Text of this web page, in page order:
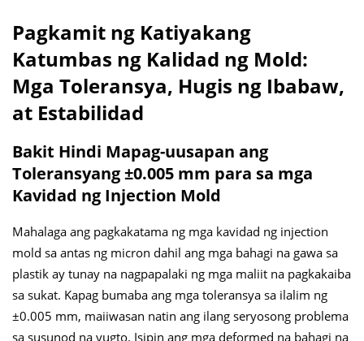
Pag-aaplay
I-download
Mga Balita
Makipag-ugnayan sa Amin
Pagkamit ng Katiyakang
Katumbas ng Kalidad ng Mold:
Mga Toleransya, Hugis ng Ibabaw,
at Estabilidad
Bakit Hindi Mapag-uusapan ang
Toleransyang ±0.005 mm para sa mga
Kavidad ng Injection Mold
Mahalaga ang pagkakatama ng mga kavidad ng injection
mold sa antas ng micron dahil ang mga bahagi na gawa sa
plastik ay tunay na nagpapalaki ng mga maliit na pagkakaiba
sa sukat. Kapag bumaba ang mga toleransya sa ilalim ng
±0.005 mm, maiiwasan natin ang ilang seryosong problema
sa susunod na yugto. Isipin ang mga deformed na bahagi na